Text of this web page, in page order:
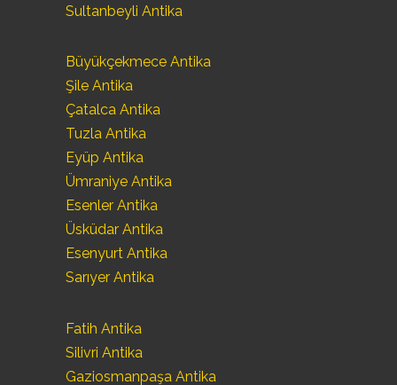
Sultanbeyli Antika
Büyükçekmece Antika
Şile Antika
Çatalca Antika
Tuzla Antika
Eyüp Antika
Ümraniye Antika
Esenler Antika
Üsküdar Antika
Esenyurt Antika
Sarıyer Antika
Fatih Antika
Silivri Antika
Gaziosmanpaşa Antika